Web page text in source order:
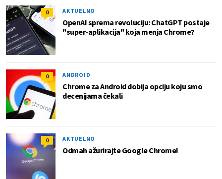
0 AKTUELNO
OpenAI sprema revoluciju: ChatGPT postaje
"super-aplikacija" koja menja Chrome?
0 ANDROID
Chrome za Android dobija opciju koju smo
decenijama čekali
0 AKTUELNO
Odmah ažurirajte Google Chrome!